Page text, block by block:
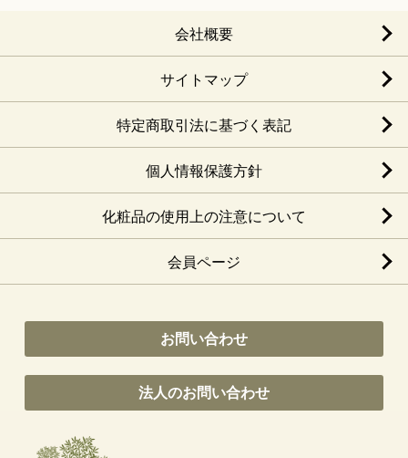
会社概要
サイトマップ
特定商取引法に基づく表記
個人情報保護方針
化粧品の使用上の注意について
会員ページ
お問い合わせ
法人のお問い合わせ